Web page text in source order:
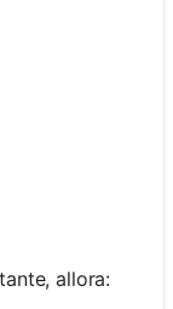
x^{n-1}
x^2
allora: